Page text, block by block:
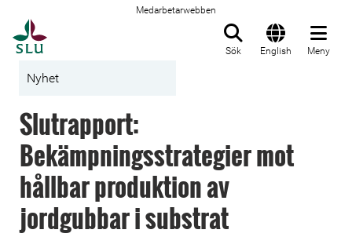
Medarbetarwebben
Sök English Meny
Nyhet
Slutrapport:
Bekämpningsstrategier mot
hållbar produktion av
jordgubbar i substrat